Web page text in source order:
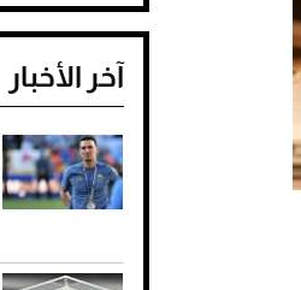
آخر الأخبار